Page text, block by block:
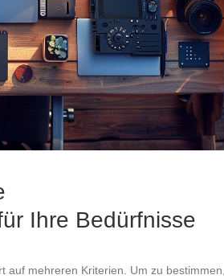
Ihre Bedürfnisse
auf mehreren Kriterien. Um zu bestimmen,